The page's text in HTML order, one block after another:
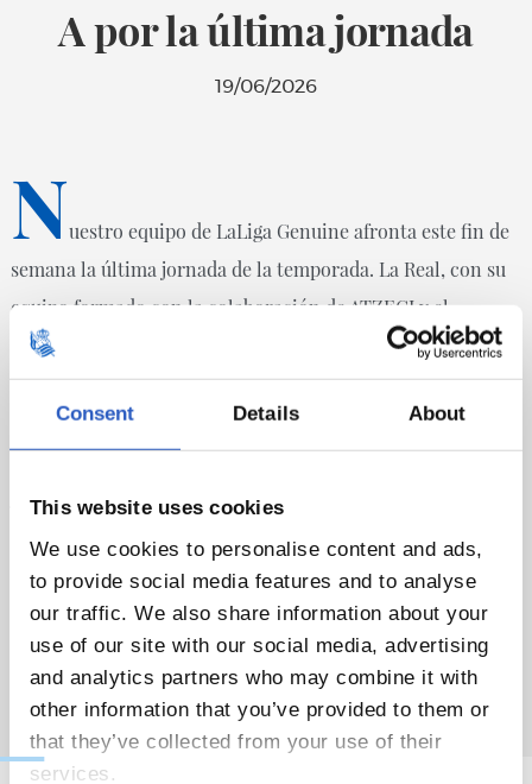
Consent Details About
This website uses cookies
We use cookies to personalise content and ads,
to provide social media features and to analyse
our traffic. We also share information about your
use of our site with our social media, advertising
and analytics partners who may combine it with
other information that you’ve provided to them or
that they’ve collected from your use of their
services.
A por la última jornada
19/06/2026
Nuestro equipo de LaLiga Genuine afronta este fin de
semana la última jornada de la temporada. La Real, con su
equipo formado con la colaboración de ATZEGI y el
patrocinio de CIE Automotive y SALTO Systems, ha partido
esta mañana desde Anoeta rumbo a la Ciudad de Fútbol de
Las Rozas, lugar donde se celebrará la última jornada
correspondiente a la temporada 25-26. Los txuri urdin
jugarán frente al Cartagena, Betis y Granada.